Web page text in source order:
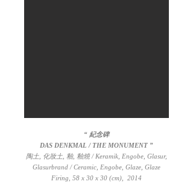
“ 紀念碑
DAS DENKMAL / THE MONUMENT ”
陶土, 化妝土, 釉, 釉燒/ Keramik, Engobe, Glasur,
Glasurbrand / Ceramic, Engobe, Glaze, Glaze
Firing, 58 x 30 x 30 (cm), 2014